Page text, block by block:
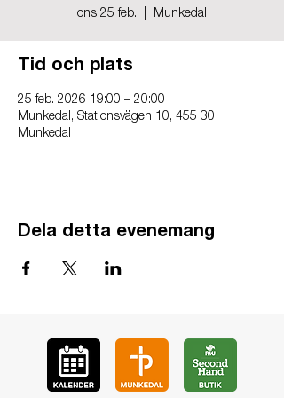
ons 25 feb. Munkedal
Tid och plats
25 feb. 2026 19:00 – 20:00
Munkedal, Stationsvägen 10, 455 30
Munkedal
Dela detta evenemang